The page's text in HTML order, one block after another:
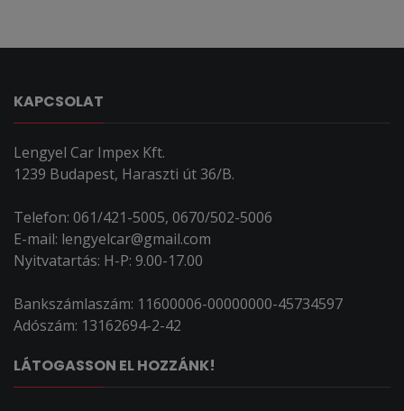
KAPCSOLAT
Lengyel Car Impex Kft.
1239 Budapest, Haraszti út 36/B.
Telefon: 061/421-5005, 0670/502-5006
E-mail: lengyelcar@gmail.com
Nyitvatartás: H-P: 9.00-17.00
Bankszámlaszám: 11600006-00000000-45734597
Adószám: 13162694-2-42
LÁTOGASSON EL HOZZÁNK!